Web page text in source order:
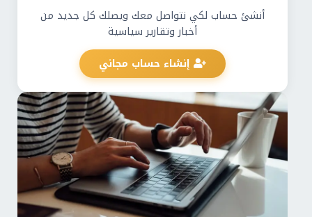
أنشئ حساب لكي نتواصل معك ويصلك كل جديد من
أخبار وتقارير سياسية
إنشاء حساب مجاني